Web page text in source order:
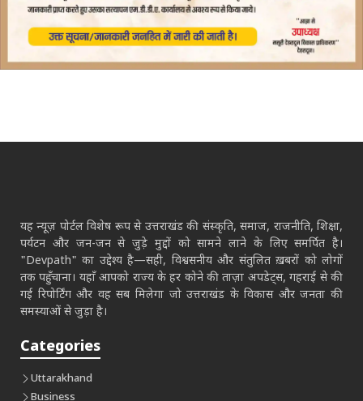
यह न्यूज़ पोर्टल विशेष रूप से उत्तराखंड की संस्कृति, समाज, राजनीति, शिक्षा,
पर्यटन और जन-जन से जुड़े मुद्दों को सामने लाने के लिए समर्पित है।
"Devpath" का उद्देश्य है—सही, विश्वसनीय और संतुलित ख़बरों को लोगों
तक पहुँचाना। यहाँ आपको राज्य के हर कोने की ताज़ा अपडेट्स, गहराई से की
गई रिपोर्टिंग और वह सब मिलेगा जो उत्तराखंड के विकास और जनता की
समस्याओं से जुड़ा है।
Categories
Uttarakhand
Business